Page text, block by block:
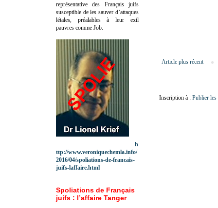
Article plus récent
Inscription à : Publier
représentative des Français juifs
susceptible de les sauver d’attaques
létales, préalables à leur exil
pauvres comme Job.
h
ttp://www.veroniquechemla.info/
2016/04/spoliations-de-francais-
juifs-laffaire.html
Spoliations de Français
juifs : l’affaire Tanger